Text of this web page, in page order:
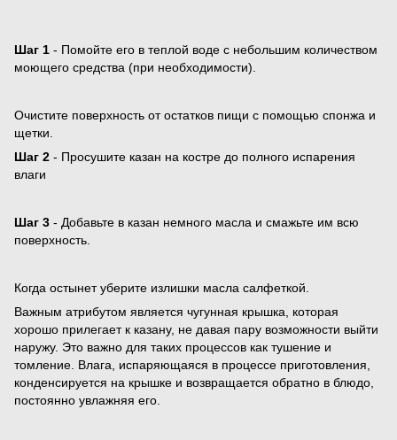
Шаг 1 - Помойте его в теплой воде с небольшим количеством
моющего средства (при необходимости).
Очистите поверхность от остатков пищи с помощью спонжа и
щетки.
Шаг 2 - Просушите казан на костре до полного испарения
влаги
Шаг 3 - Добавьте в казан немного масла и смажьте им всю
поверхность.
Когда остынет уберите излишки масла салфеткой.
Важным атрибутом является чугунная крышка, которая
хорошо прилегает к казану, не давая пару возможности выйти
наружу. Это важно для таких процессов как тушение и
томление. Влага, испаряющаяся в процессе приготовления,
конденсируется на крышке и возвращается обратно в блюдо,
постоянно увлажняя его.